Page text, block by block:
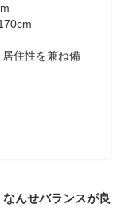
住性を兼ね備
んせバランスが良